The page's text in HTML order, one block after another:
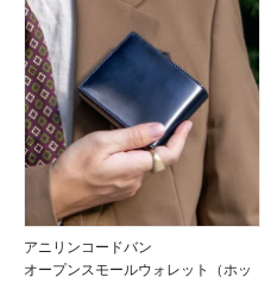
アニリンコードバン
オープンスモールウォレット（ホッ